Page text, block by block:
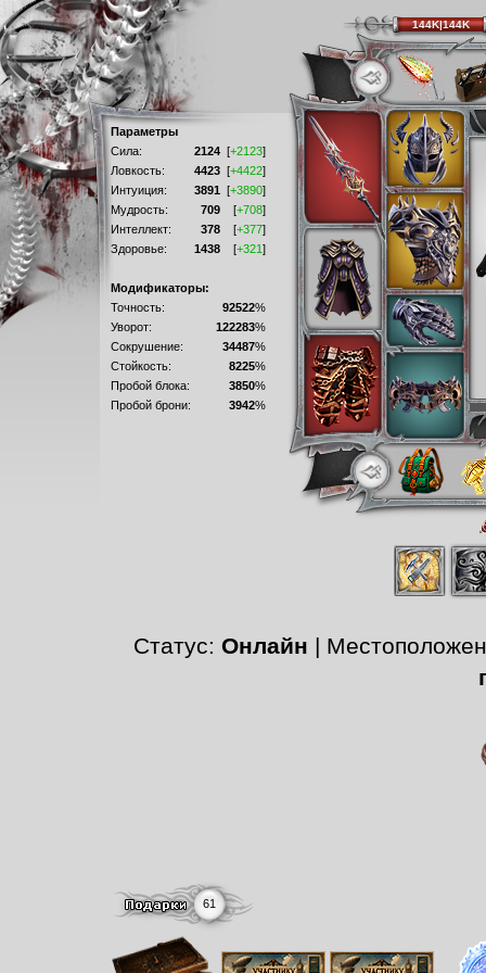
Параметры
Сила:
2124 [+2123]
Ловкость:
4423 [+4422]
Интуиция:
3891 [+3890]
Мудрость:
709 [+708]
Интеллект:
378 [+377]
Здоровье:
1438 [+321]
Модификаторы:
Точность:
92522%
Уворот:
122283%
Сокрушение:
34487%
Стойкость:
8225%
Пробой блока:
3850%
Пробой брони:
3942%
Статус: Онлайн |
61
144K|144K